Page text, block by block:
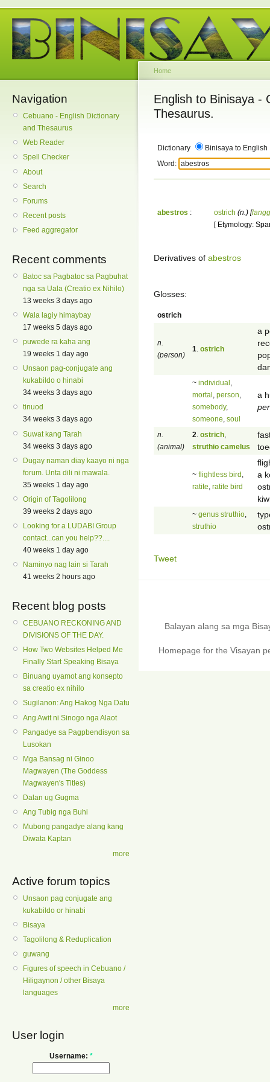
Navigation
Cebuano - English Dictionary
and Thesaurus
Web Reader
Spell Checker
About
Search
Forums
Recent posts
Feed aggregator
Recent comments
Batoc sa Pagbatoc sa Pagbuhat
nga sa Uala (Creatio ex Nihilo)
13 weeks 3 days ago
Wala lagiy himaybay
17 weeks 5 days ago
puwede ra kaha ang
19 weeks 1 day ago
Unsaon pag-conjugate ang
kukabildo o hinabi
34 weeks 3 days ago
tinuod
34 weeks 3 days ago
Suwat kang Tarah
34 weeks 3 days ago
Dugay naman diay kaayo ni nga
forum. Unta dili ni mawala.
35 weeks 1 day ago
Origin of Tagolilong
39 weeks 2 days ago
Looking for a LUDABI Group
contact...can you help??....
40 weeks 1 day ago
Naminyo nag lain si Tarah
41 weeks 2 hours ago
Recent blog posts
CEBUANO RECKONING AND
DIVISIONS OF THE DAY.
How Two Websites Helped Me
Finally Start Speaking Bisaya
Binuang uyamot ang konsepto
sa creatio ex nihilo
Sugilanon: Ang Hakog Nga Datu
Ang Awit ni Sinogo nga Alaot
Pangadye sa Pagpbendisyon sa
Lusokan
Mga Bansag ni Ginoo
Magwayen (The Goddess
Magwayen's Titles)
Dalan ug Gugma
Ang Tubig nga Buhi
Mubong pangadye alang kang
Diwata Kaptan
more
Active forum topics
Unsaon pag conjugate ang
kukabildo or hinabi
Bisaya
Tagolilong & Reduplication
guwang
Figures of speech in Cebuano /
Hiligaynon / other Bisaya
languages
more
User login
Username: *
Home
English to Binisaya -
Thesaurus.
Dictionary
Binisaya to English
Word:
abestros : ostrich (n.) [
[ Etymology:
Derivatives of abestros
Glosses:
ostrich
n.
(person)
1 ostrich
a
~ individual
mortal person
somebody,
someone soul
a
n.
(animal)
2 ostrich
struthio camelus
~ flightless bird
ratite ratite bird
a
~ genus struthio
struthio
Tweet
Balayan alang sa mga
Homepage for the Visayan